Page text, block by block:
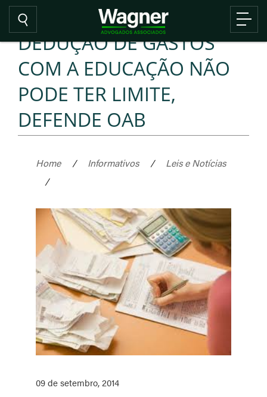
DEDUÇÃO DE GASTOS
COM A EDUCAÇÃO NÃO
PODE TER LIMITE,
DEFENDE OAB
Home / Informativos /
Leis e Notícias
/
09 de setembro, 2014